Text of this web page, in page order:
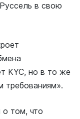
в свою
KYC, но в то же
требованиям».
том, что